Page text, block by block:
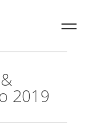
2019